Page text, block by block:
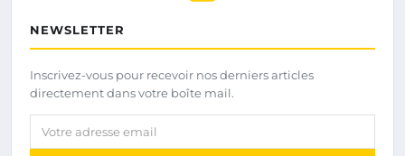
NEWSLETTER
Inscrivez-vous pour recevoir nos derniers articles
directement dans votre boîte mail.
Votre adresse email